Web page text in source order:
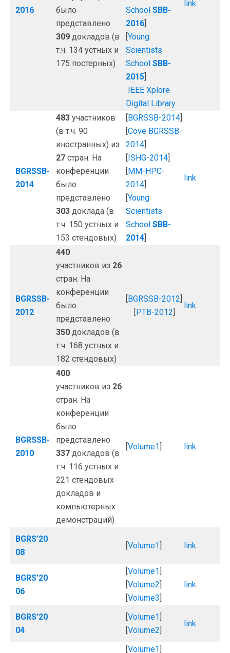
2016
было
представлено
309 докладов (в
т.ч. 134 устных и
175 постерных)
School SBB-
2016]
[Young
Scientists
School SBB-
2015]
IEEE Xplore
Digital Library
link
BGRSSB-
2014
483 участников
(в т.ч. 90
иностранных) из
27 стран. На
конференции
было
представлено
303 доклада (в
т.ч. 150 устных и
153 стендовых)
[BGRSSB-2014]
[Сove BGRSSB-
2014]
[ISHG-2014]
[MM-HPC-
2014]
[Young
Scientists
School SBB-
2014]
link
BGRSSB-
2012
440
участников из 26
стран. На
конференции
было
представлено
350 докладов (в
т.ч. 168 устных и
182 стендовых)
[BGRSSB-2012]
[PTB-2012]
link
BGRSSB-
2010
400
участников из 26
стран. На
конференции
было
представлено
337 докладов (в
т.ч. 116 устных и
221 стендовых
докладов и
компьютерных
демонстраций)
[Volume1] link
BGRS’20
08
[Volume1] link
BGRS’20
06
[Volume1]
[Volume2]
[Volume3]
link
BGRS’20
04
[Volume1]
[Volume2]
link
[Volume1]